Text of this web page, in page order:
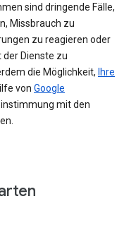
sind dringende Fälle,
Missbrauch zu
zu reagieren oder
Dienste zu
die Möglichkeit, Ihre
von Google
mit den